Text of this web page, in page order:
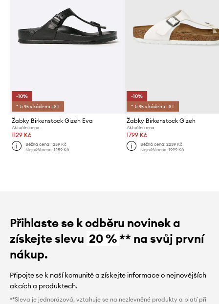
-10%
*-5 % s kódem: LST
Žabky Birkenstock Gizeh Eva
Aktuální cena:
1129 Kč
Běžná cena:1259 Kč
Nejnižší cena:1259 Kč
-10%
*-5 % s kódem: LST
Žabky Birkenstock Gizeh
Aktuální cena:
1799 Kč
Běžná cena: 2239 Kč
Nejnižší cena: 1999 Kč
Přihlaste se k odběru novinek a
získejte slevu 20 %** na svůj první
nákup.
Připojte se k naší komunitě a získejte informace o nejnovějších
akcích a produktech.
**Sleva je jednorázová, vztahuje se na nezlevněné produkty a platí při